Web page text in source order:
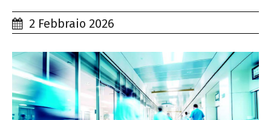
2 Febbraio 2026